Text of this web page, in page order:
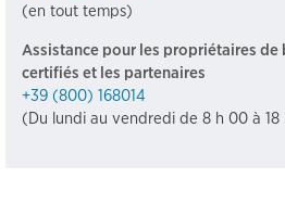
(en tout temps)
Assistance pour les propriétaires de
certifiés et les partenaires
+39 (800) 168014
(Du lundi au vendredi de 8 h 00 à 18